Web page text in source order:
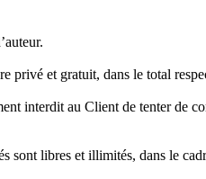
privé et gratuit, dans le total
interdit au Client de tenter de
sont libres et illimités, dans le